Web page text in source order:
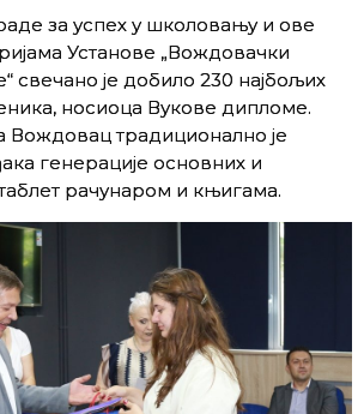
за успех у школовању и ове
Установе „Вождовачки
свечано је добило 230 најбољих
носиоца Вукове дипломе.
Вождовац традиционално је
генерације основних и
рачунаром и књигама.